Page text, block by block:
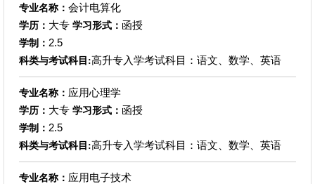
专业名称： 会计电算化
学历： 大专 学习形式： 函授
学制： 2.5
科类与考试科目:高升专入学考试科目：语文、数学、英语
专业名称： 应用心理学
学历： 大专 学习形式： 函授
学制： 2.5
科类与考试科目:高升专入学考试科目：语文、数学、英语
专业名称： 应用电子技术